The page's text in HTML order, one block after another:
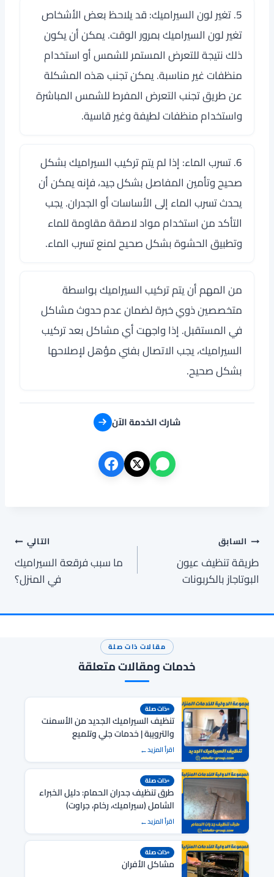
5. تغير لون السيراميك: قد يلاحظ بعض الأشخاص
تغير لون السيراميك بمرور الوقت. يمكن أن يكون
ذلك نتيجة للتعرض المستمر للشمس أو استخدام
منظفات غير مناسبة. يمكن تجنب هذه المشكلة
عن طريق تجنب التعرض المفرط للشمس المباشرة
واستخدام منظفات لطيفة وغير قاسية.
6. تسرب الماء: إذا لم يتم تركيب السيراميك بشكل
صحيح وتأمين المفاصل بشكل جيد، فإنه يمكن أن
يحدث تسرب الماء إلى الأساسات أو الجدران. يجب
التأكد من استخدام مواد لاصقة مقاومة للماء
وتطبيق الحشوة بشكل صحيح لمنع تسرب الماء.
من المهم أن يتم تركيب السيراميك بواسطة
متخصصين ذوي خبرة لضمان عدم حدوث مشاكل
في المستقبل. إذا واجهت أي مشاكل بعد تركيب
السيراميك، يجب الاتصال بفني مؤهل لإصلاحها
بشكل صحيح.
شارك الخدمة الآن
تصفّح
المقالات
السابق
طريقة تنظيف عيون
البوتاجاز بالكربونات
التالي
ما سبب فرقعة السيراميك
في المنزل؟
مقالات ذات صلة
خدمات ومقالات متعلقة
ذات صلة
تنظيف السيراميك الجديد من الأسمنت
والترويبة | خدمات جلي وتلميع
اقرأ المزيد
ذات صلة
طرق تنظيف جدران الحمام: دليل الخبراء
الشامل (سيراميك، رخام، جراوت)
اقرأ المزيد
ذات صلة
مشاكل الأفران